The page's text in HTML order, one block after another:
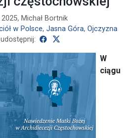
Michał Bortnik
w Polsce, Jasna Góra, Ojczyzna
udostępnij:
udostępnij na Facebooku
W
ciągu